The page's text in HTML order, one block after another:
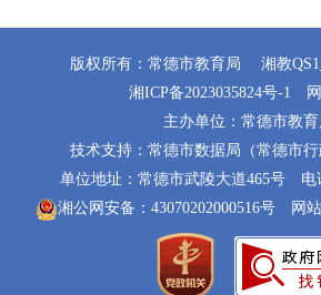
版权所有：常德市教育局
湘教
湘ICP备2023035824号-1
主办单位：常德市教育
技术支持：常德市数据局（常德市行
单位地址：常德市武陵大道465号
电
湘公网安备：43070202000516号
网